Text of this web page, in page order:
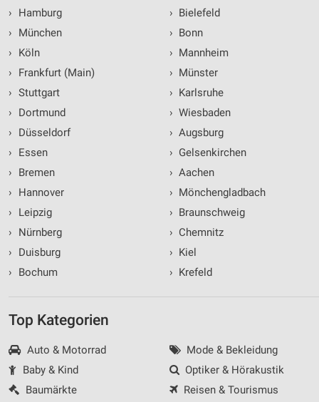
›
Hamburg
›
München
›
Köln
›
Frankfurt (Main)
› Stuttgart
›
Dortmund
›
Düsseldorf
›
Essen
›
Bremen
›
Hannover
›
Leipzig
›
Nürnberg
›
Duisburg
›
Bochum
› Bielefeld
› Bonn
› Mannheim
› Münster
› Karlsruhe
› Wiesbaden
› Augsburg
› Gelsenkirchen
› Aachen
› Mönchengladbach
› Braunschweig
› Chemnitz
› Kiel
› Krefeld
Top Kategorien
Auto & Motorrad
Baby & Kind
Baumärkte
Mode & Bekleidung
Optiker & Hörakustik
Reisen & Tourismus